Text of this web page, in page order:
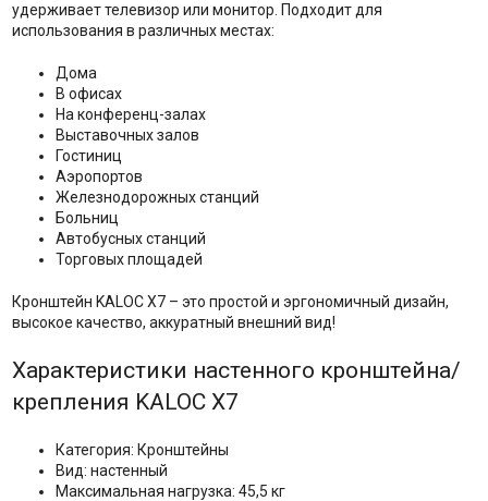
удерживает телевизор или монитор. Подходит для
использования в различных местах:
Дома
В офисах
На конференц-залах
Выставочных залов
Гостиниц
Аэропортов
Железнодорожных станций
Больниц
Автобусных станций
Торговых площадей
Кронштейн KALOC X7 – это простой и эргономичный дизайн,
высокое качество, аккуратный внешний вид!
Характеристики настенного кронштейна/
крепления KALOC X7
Категория: Кронштейны
Вид: настенный
Максимальная нагрузка: 45,5 кг